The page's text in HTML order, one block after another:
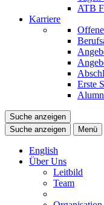
ATB
Karriere
Erste
Suche anzeigen
Suche anzeigen
Menü
English
Über Uns
Leitbild
Team